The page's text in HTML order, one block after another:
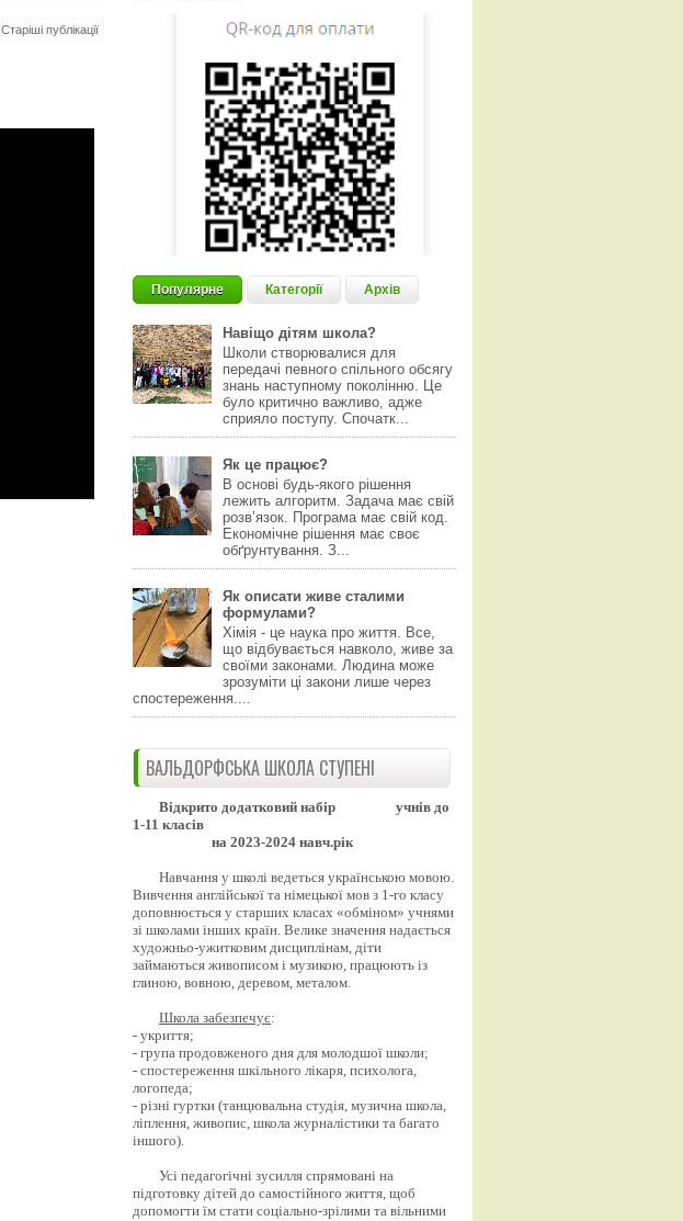
Старіші публікації
Популярне Категорії Архів
Навіщо дітям школа?
Школи створювалися для
передачі певного спільного обсягу
знань наступному поколінню. Це
було критично важливо, адже
сприяло поступу. Спочатк...
Як це працює?
В основі будь-якого рішення
лежить алгоритм. Задача має свій
розвʼязок. Програма має свій код.
Економічне рішення має своє
обґрунтування. З...
Як описати живе сталими
формулами?
Хімія - це наука про життя. Все,
що відбувається навколо, живе за
своїми законами. Людина може
зрозуміти ці закони лише через
спостереження....
ВАЛЬДОРФСЬКА ШКОЛА СТУПЕНІ
Відкрито додатковий набір
учнів до
1-11 класів
на 2023-2024 навч.рік
Навчання у школі ведеться українською мовою.
Вивчення англійської та німецької мов з 1-го класу
доповнюється у старших класах «обміном» учнями
зі школами інших країн. Велике значення надається
художньо-ужитковим дисциплінам, діти
займаються живописом і музикою, працюють із
глиною, вовною, деревом, металом.
Школа забезпечує:
- укриття;
- група продовженого дня для молодшої школи;
- спостереження шкільного лікаря, психолога,
логопеда;
- різні гуртки (танцювальна студія, музична школа,
ліплення, живопис, школа журналістики та багато
іншого).
Усі педагогічні зусилля спрямовані на
підготовку дітей до самостійного життя, щоб
допомогти їм стати соціально-зрілими та вільними